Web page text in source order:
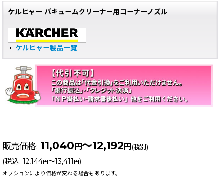
ケルヒャー バキュームクリーナー用コーナーノズル
ケルヒャー製品一覧
販売価格: 11,040 円 ～12,192 円 (税別)
(税込: 12,144円～13,411 円)
オプションにより価格が変わる場合もあります。